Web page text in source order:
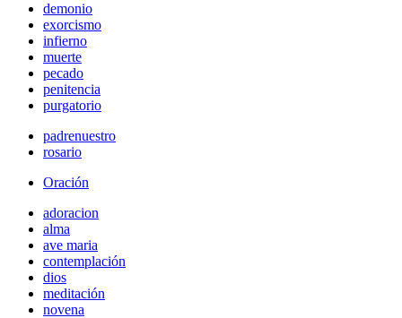
demonio
exorcismo
infierno
muerte
pecado
penitencia
purgatorio
padrenuestro
rosario
Oración
adoracion
alma
ave maria
contemplación
dios
meditación
novena